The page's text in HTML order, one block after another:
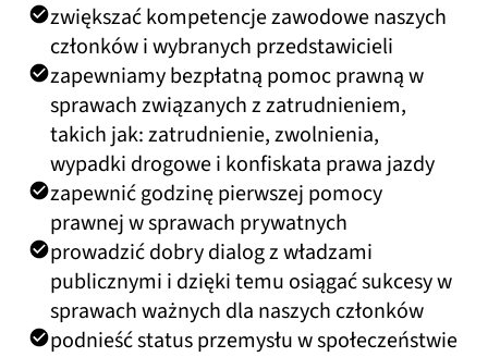
zwiększać kompetencje zawodowe naszych
członków i wybranych przedstawicieli
zapewniamy bezpłatną pomoc prawną w
sprawach związanych z zatrudnieniem,
takich jak: zatrudnienie, zwolnienia,
wypadki drogowe i konfiskata prawa jazdy
zapewnić godzinę pierwszej pomocy
prawnej w sprawach prywatnych
prowadzić dobry dialog z władzami
publicznymi i dzięki temu osiągać sukcesy w
sprawach ważnych dla naszych członków
podnieść status przemysłu w społeczeństwie